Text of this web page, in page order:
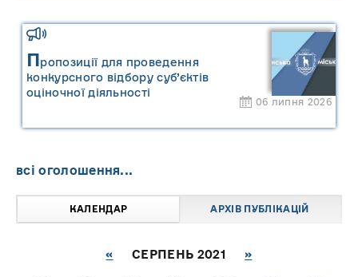
Пропозиції для проведення
конкурсного відбору суб’єктів
оціночної діяльності
06 липня 2026
всі оголошення...
КАЛЕНДАР АРХІВ ПУБЛІКАЦІЙ
« СЕРПЕНЬ 2021 »